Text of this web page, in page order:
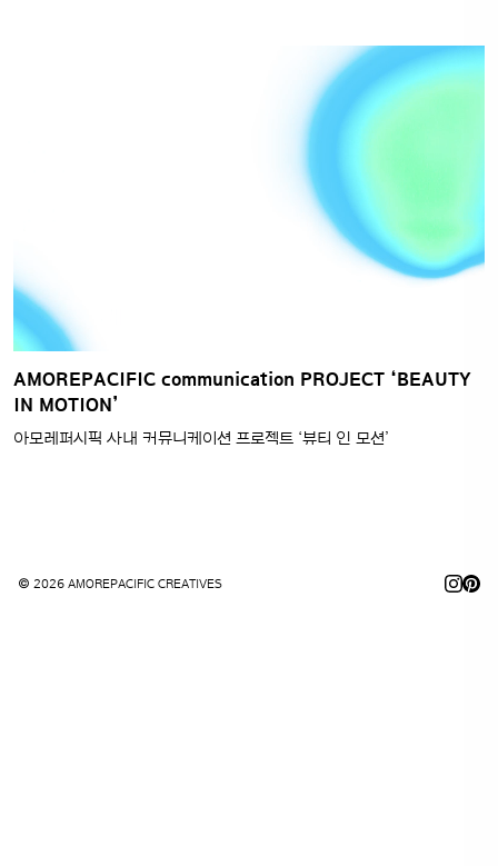
AMOREPACIFIC communication PROJECT ‘BEAUTY
IN MOTION’
아모레퍼시픽 사내 커뮤니케이션 프로젝트 ‘뷰티 인 모션’
© 2026 AMOREPACIFIC CREATIVES